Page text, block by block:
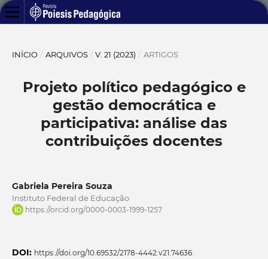
INÍCIO / ARQUIVOS / V. 21 (2023) / ARTIGOS
Projeto político pedagógico e
gestão democrática e
participativa: análise das
contribuições docentes
Gabriela Pereira Souza
Instituto Federal de Educação
https://orcid.org/0000-0003-1999-1257
DOI: https://doi.org/10.69532/2178-4442.v21.74636